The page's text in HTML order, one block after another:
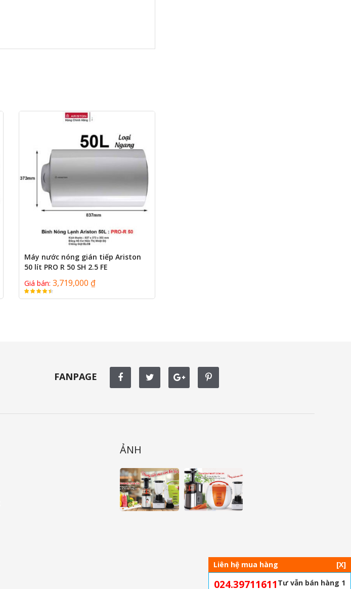
Máy nước nóng gián tiếp Ariston
50 lít PRO R 50 SH 2.5 FE
Giá bán: 3,719,000 ₫
FANPAGE
ẢNH
Liên hệ mua hàng [X]
024.39711611 Tư vẫn bán hàng 1